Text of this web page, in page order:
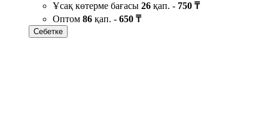
Ұсақ көтерме бағасы 26 қап. - 750 ₸
Оптом 86 қап. - 650 ₸
Себетке